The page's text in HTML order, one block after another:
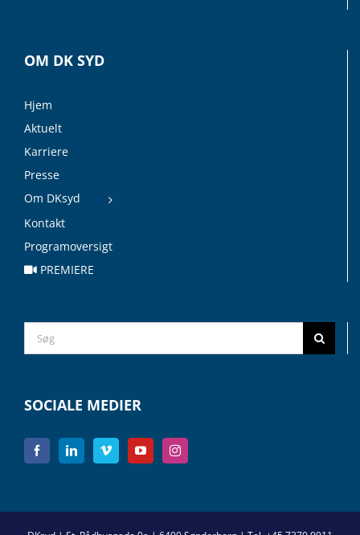
OM DK SYD
Hjem
Aktuelt
Karriere
Presse
Om DKsyd
Kontakt
Programoversigt
PREMIERE
Search
for:
SOCIALE MEDIER